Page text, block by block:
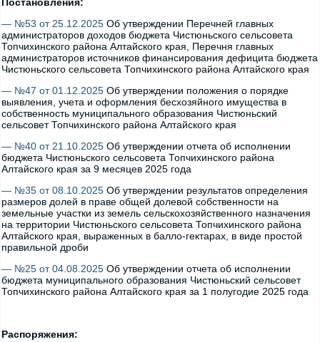
— №53 от 25.12.2025 Об утверждении Перечней главных
администраторов доходов бюджета Чистюньского сельсовета
Топчихинского района Алтайского края, Перечня главных
администраторов источников финансирования дефицита бюджета
Чистюньского сельсовета Топчихинского района Алтайского края
— №47 от 01.12.2025 Об утверждении положения о порядке
выявления, учета и оформления бесхозяйного имущества в
собственность муниципального образования Чистюньский
сельсовет Топчихинского района Алтайского края
— №40 от 21.10.2025 Об утверждении отчета об исполнении
бюджета Чистюньского сельсовета Топчихинского района
Алтайского края за 9 месяцев 2025 года
— №35 от 08.10.2025 Об утверждении результатов определения
размеров долей в праве общей долевой собственности на
земельные участки из земель сельскохозяйственного назначения
на территории Чистюньского сельсовета Топчихинского района
Алтайского края, выраженных в балло-гектарах, в виде простой
правильной дроби
— №25 от 04.08.2025 Об утверждении отчета об исполнении
бюджета муниципального образования Чистюньский сельсовет
Топчихинского района Алтайского края за 1 полугодие 2025 года
Распоряжения: